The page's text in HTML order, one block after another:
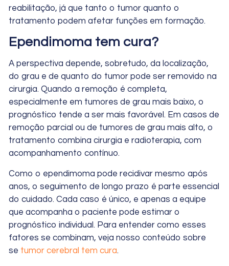
reabilitação, já que tanto o tumor quanto o
tratamento podem afetar funções em formação.
Ependimoma tem cura?
A perspectiva depende, sobretudo, da localização,
do grau e de quanto do tumor pode ser removido na
cirurgia. Quando a remoção é completa,
especialmente em tumores de grau mais baixo, o
prognóstico tende a ser mais favorável. Em casos de
remoção parcial ou de tumores de grau mais alto, o
tratamento combina cirurgia e radioterapia, com
acompanhamento contínuo.
Como o ependimoma pode recidivar mesmo após
anos, o seguimento de longo prazo é parte essencial
do cuidado. Cada caso é único, e apenas a equipe
que acompanha o paciente pode estimar o
prognóstico individual. Para entender como esses
fatores se combinam, veja nosso conteúdo sobre
se tumor cerebral tem cura.